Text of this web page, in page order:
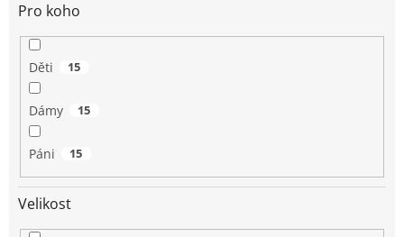
Pro koho
Děti 15
Dámy 15
Páni 15
Velikost